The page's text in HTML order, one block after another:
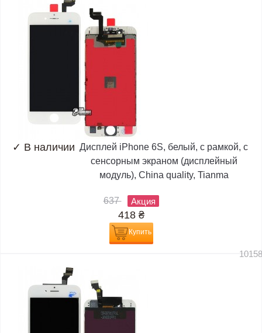
✓ В наличии Дисплей iPhone 6S, белый, с рамкой, с
сенсорным экраном (дисплейный
модуль), China quality, Tianma
637 Акция
418 ₴
Купить